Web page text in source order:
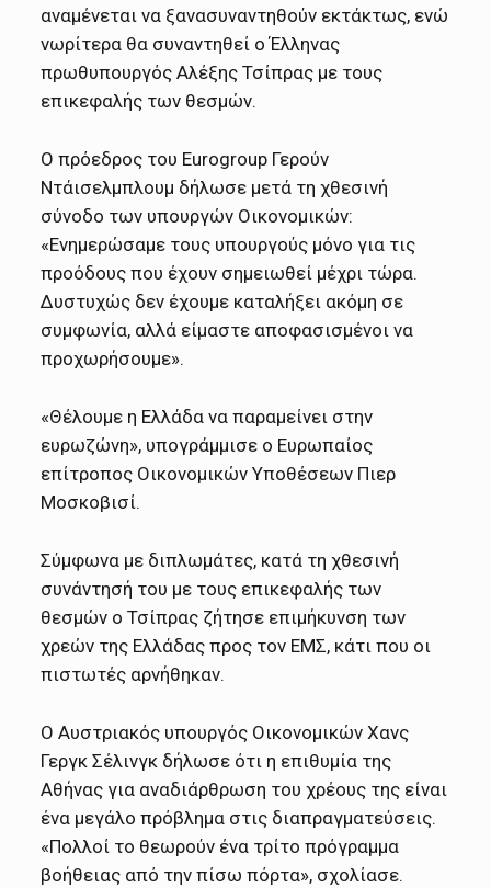
αναμένεται να ξανασυναντηθούν εκτάκτως, ενώ
νωρίτερα θα συναντηθεί ο Έλληνας
πρωθυπουργός Αλέξης Τσίπρας με τους
επικεφαλής των θεσμών.
Ο πρόεδρος του Eurogroup Γερούν
Ντάισελμπλουμ δήλωσε μετά τη χθεσινή
σύνοδο των υπουργών Οικονομικών:
«Ενημερώσαμε τους υπουργούς μόνο για τις
προόδους που έχουν σημειωθεί μέχρι τώρα.
Δυστυχώς δεν έχουμε καταλήξει ακόμη σε
συμφωνία, αλλά είμαστε αποφασισμένοι να
προχωρήσουμε».
«Θέλουμε η Ελλάδα να παραμείνει στην
ευρωζώνη», υπογράμμισε ο Ευρωπαίος
επίτροπος Οικονομικών Υποθέσεων Πιερ
Μοσκοβισί.
Σύμφωνα με διπλωμάτες, κατά τη χθεσινή
συνάντησή του με τους επικεφαλής των
θεσμών ο Τσίπρας ζήτησε επιμήκυνση των
χρεών της Ελλάδας προς τον ΕΜΣ, κάτι που οι
πιστωτές αρνήθηκαν.
Ο Αυστριακός υπουργός Οικονομικών Χανς
Γεργκ Σέλινγκ δήλωσε ότι η επιθυμία της
Αθήνας για αναδιάρθρωση του χρέους της είναι
ένα μεγάλο πρόβλημα στις διαπραγματεύσεις.
«Πολλοί το θεωρούν ένα τρίτο πρόγραμμα
βοήθειας από την πίσω πόρτα», σχολίασε.